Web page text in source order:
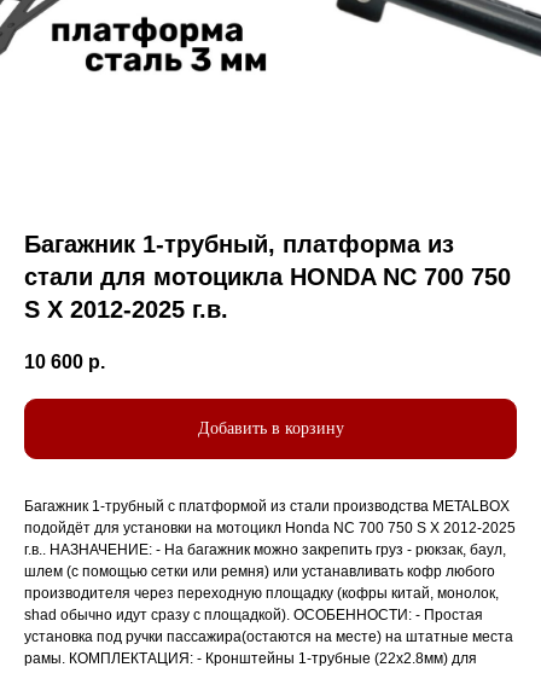
Багажник 1-трубный, платформа из
стали для мотоцикла HONDA NC 700 750
S X 2012-2025 г.в.
10 600 р.
Добавить в корзину
Багажник 1-трубный с платформой из стали производства METALBOX
подойдёт для установки на мотоцикл Honda NC 700 750 S X 2012-2025
г.в.. НАЗНАЧЕНИЕ: - На багажник можно закрепить груз - рюкзак, баул,
шлем (с помощью сетки или ремня) или устанавливать кофр любого
производителя через переходную площадку (кофры китай, монолок,
shad обычно идут сразу с площадкой). ОСОБЕННОСТИ: - Простая
установка под ручки пассажира(остаются на месте) на штатные места
рамы. КОМПЛЕКТАЦИЯ: - Кронштейны 1-трубные (22х2.8мм) для